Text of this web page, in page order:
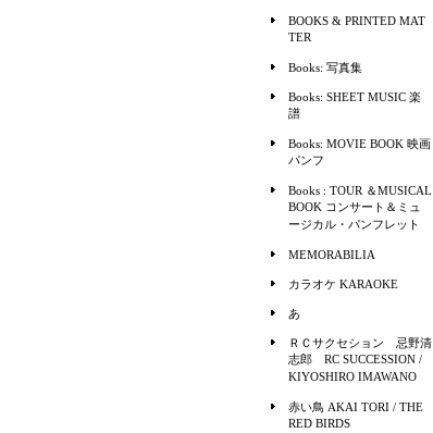
BOOKS & PRINTED MAT
TER
Books: 写真集
Books: SHEET MUSIC 楽
譜
Books: MOVIE BOOK 映画
パンフ
Books : TOUR ＆MUSICAL
BOOK コンサート＆ミュ
ージカル・パンフレット
MEMORABILIA
カラオケ KARAOKE
あ
ＲＣサクセション 忌野清
志郎 RC SUCCESSION /
KIYOSHIRO IMAWANO
赤い鳥 AKAI TORI / THE
RED BIRDS